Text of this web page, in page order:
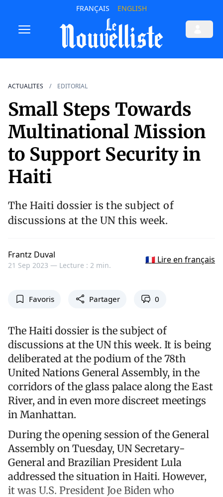
FRANÇAIS ENGLISH
ACTUALITES EDITORIAL
Small Steps Towards
Multinational Mission
to Support Security in
Haiti
The Haiti dossier is the subject of
discussions at the UN this week.
Frantz Duval
21 Sep 2023 — Lecture : 2 min.
🇫🇷 Lire en français
Favoris Partager 0
The Haiti dossier is the subject of
discussions at the UN this week. It is being
deliberated at the podium of the 78th
United Nations General Assembly, in the
corridors of the glass palace along the East
River, and in even more discreet meetings
in Manhattan.
During the opening session of the General
Assembly on Tuesday, UN Secretary-
General and Brazilian President Lula
addressed the situation in Haiti. However,
it was U.S. President Joe Biden who